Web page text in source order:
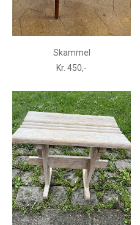
Skammel
Kr. 450,-